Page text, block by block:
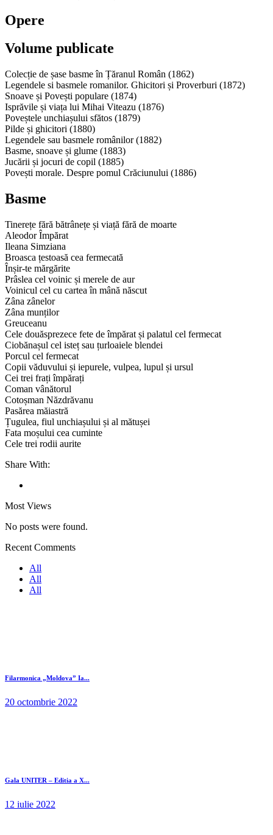
Opere
Volume publicate
Colecție de șase basme în Țăranul Român (1862)
Legendele si basmele romanilor. Ghicitori și Proverburi (1872)
Snoave și Povești populare (1874)
Isprăvile și viața lui Mihai Viteazu (1876)
Poveștele unchiașului sfătos (1879)
Pilde și ghicitori (1880)
Legendele sau basmele românilor (1882)
Basme, snoave și glume (1883)
Jucării și jocuri de copil (1885)
Povești morale. Despre pomul Crăciunului (1886)
Basme
Tinerețe fără bătrânețe și viață fără de moarte
Aleodor Împărat
Ileana Simziana
Broasca țestoasă cea fermecată
Înșir-te mărgărite
Prâslea cel voinic și merele de aur
Voinicul cel cu cartea în mână născut
Zâna zânelor
Zâna munților
Greuceanu
Cele douăsprezece fete de împărat și palatul cel fermecat
Ciobănașul cel isteț sau țurloaiele blendei
Porcul cel fermecat
Copii văduvului și iepurele, vulpea, lupul și ursul
Cei trei frați împărați
Coman vânătorul
Cotoșman Năzdrăvanu
Pasărea măiastră
Țugulea, fiul unchiașului și al mătușei
Fata moșului cea cuminte
Cele trei rodii aurite
Share With:
Most Views
No posts were found.
Recent Comments
All
All
All
Filarmonica „Moldova” Ia...
20 octombrie 2022
Gala UNITER – Editia a X...
12 iulie 2022